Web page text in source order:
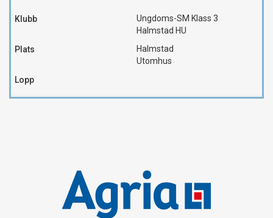
Ungdoms-SM Klass 3
Halmstad HU
Halmstad
Utomhus